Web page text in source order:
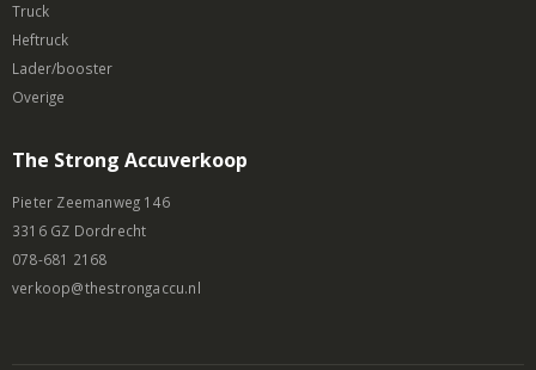
Truck
Heftruck
Lader/booster
Overige
The Strong Accuverkoop
Pieter Zeemanweg 146
3316 GZ Dordrecht
078-681 2168
verkoop@thestrongaccu.nl